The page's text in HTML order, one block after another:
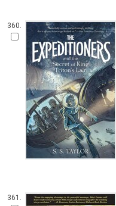
360.
361.